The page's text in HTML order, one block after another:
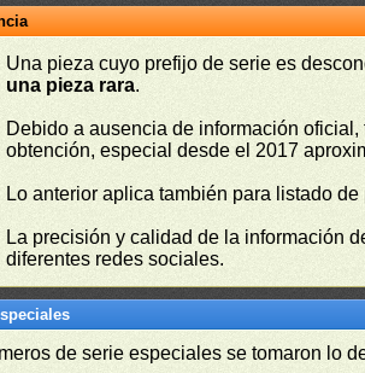
Una pieza cuyo prefijo de serie es
una pieza rara.
Debido a ausencia de información
obtención, especial desde el 2017
Lo anterior aplica también para listado
La precisión y calidad de la información
diferentes redes sociales.
de serie especiales se tomaron lo